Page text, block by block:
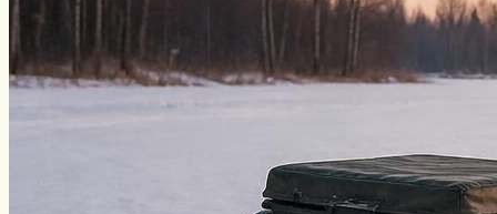
Блесна
Воблеры
Поплавок
Зимняя рыбалка